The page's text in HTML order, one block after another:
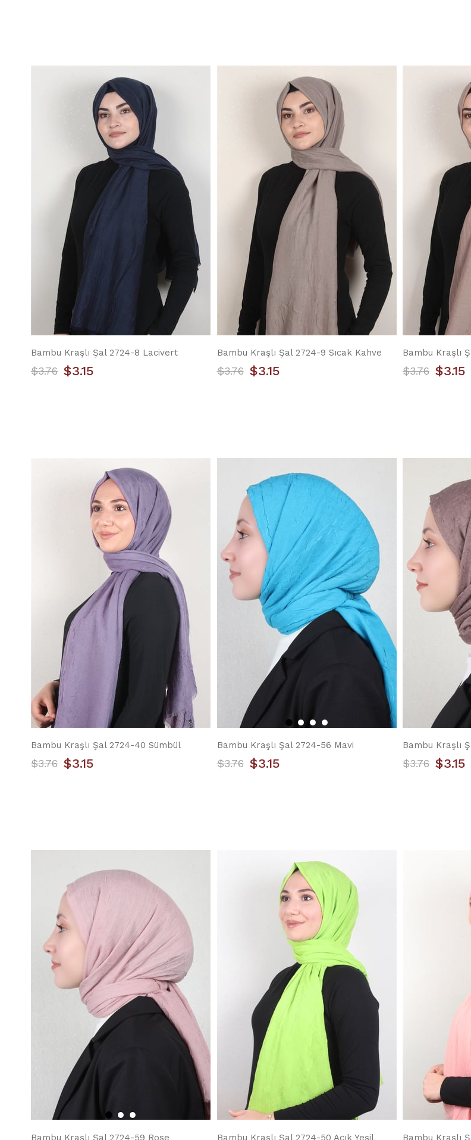
Bambu Kraşlı Şal 2724-8 Lacivert
$3.15
$3.76
Bambu Kraşlı Şal 2724-9 Sıcak Kahve
$3.15
$3.76
Bambu Kraşlı
$3.15
$3.76
Bambu Kraşlı Şal 2724-40 Sümbül
$3.15
$3.76
Bambu Kraşlı Şal 2724-56 Mavi
$3.15
$3.76
Bambu Kraşlı
$3.15
$3.76
Bambu Kraşlı Şal 2724-59 Rose Bambu Kraşlı Şal 2724-50 Açık Yeşil Bambu Kraşlı